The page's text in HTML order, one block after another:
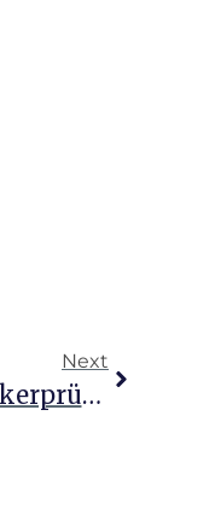
Next
Herausforderungen Und Chancen Der Heilpraktikerprüfung Psychotherapie